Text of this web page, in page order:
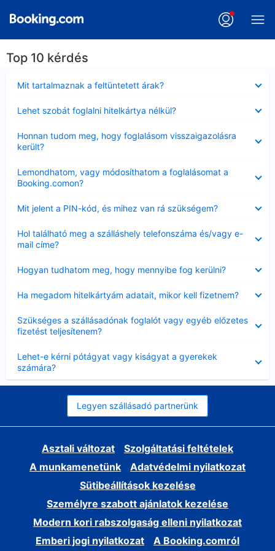
Top 10 kérdés
Mit tartalmaznak a feltüntetett árak?
Lehet szobát foglalni hitelkártya nélkül?
Honnan tudom meg, hogy foglalásom visszaigazolásra
került?
Lemondhatom, vagy módosíthatom a foglalásomat a
Booking.comon?
Mit jelent a PIN-kód, és mihez van rá szükségem?
Hol található meg a szálláshely telefonszáma és/vagy e-
mail címe?
Hogyan tudhatom meg, hogy mennyibe fog kerülni?
Ha megadom hitelkártyám adatait, mikor kell fizetnem?
Szükséges a szállásadónak foglalót vagy egyéb előzetes
fizetést teljesítenem?
Lehet-e kérni pótágyat vagy kiságyat a gyerekek
számára?
Legyen szállásadó partnerünk
Asztali változat
Szolgáltatási feltételek
A munkamenetünk
Adatvédelmi nyilatkozat
Sütibeállítások kezelése
Személyre szabott ajánlatok kezelése
Modern kori rabszolgaság elleni nyilatkozat
Emberi jogi nyilatkozat
A Booking.comról